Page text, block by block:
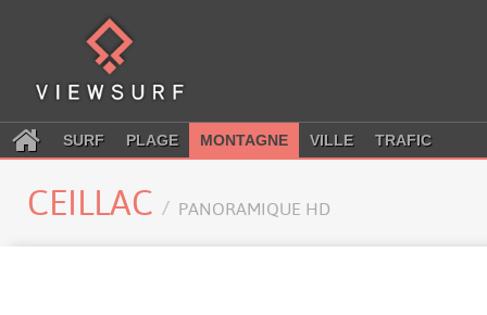
SURF PLAGE MONTAGNE VILLE TRAFIC
CEILLAC PANORAMIQUE HD